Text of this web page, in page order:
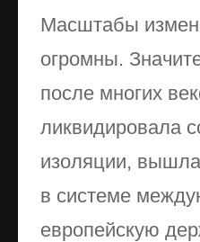
Масштабы
огромны.
после многих
ликвидировала
изоляции,
в системе
европейскую